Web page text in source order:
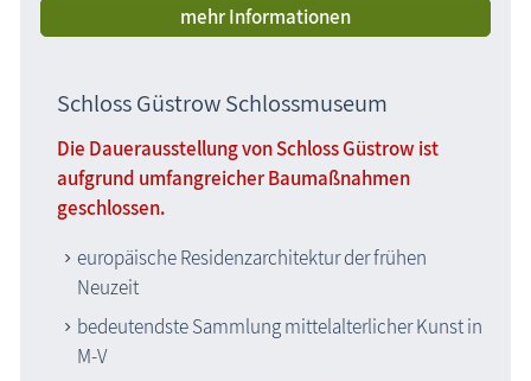
mehr Informationen
Schloss Güstrow Schlossmuseum
Die Dauerausstellung von Schloss Güstrow ist
aufgrund umfangreicher Baumaßnahmen
geschlossen.
europäische Residenzarchitektur der frühen
Neuzeit
bedeutendste Sammlung mittelalterlicher Kunst in
M-V